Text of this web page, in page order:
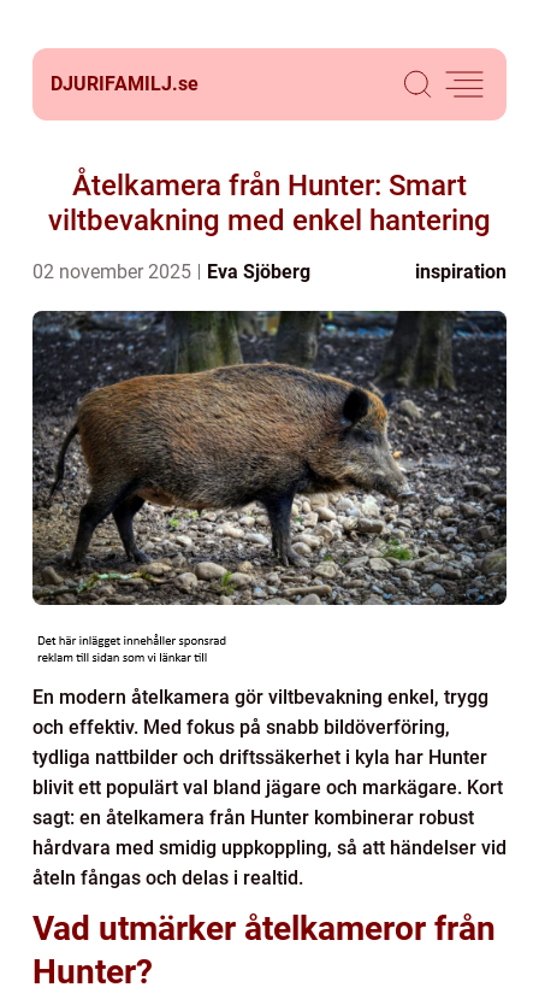
DJURIFAMILJ.se
Åtelkamera från Hunter: Smart
viltbevakning med enkel hantering
02 november 2025 Eva Sjöberg inspiration
En modern åtelkamera gör viltbevakning enkel, trygg
och effektiv. Med fokus på snabb bildöverföring,
tydliga nattbilder och driftssäkerhet i kyla har Hunter
blivit ett populärt val bland jägare och markägare. Kort
sagt: en åtelkamera från Hunter kombinerar robust
hårdvara med smidig uppkoppling, så att händelser vid
åteln fångas och delas i realtid.
Vad utmärker åtelkameror från
Hunter?